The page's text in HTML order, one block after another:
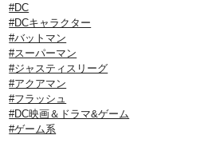
#DC
#DCキャラクター
#バットマン
#スーパーマン
#ジャスティスリーグ
#アクアマン
#フラッシュ
#DC映画＆ドラマ&ゲーム
#ゲーム系